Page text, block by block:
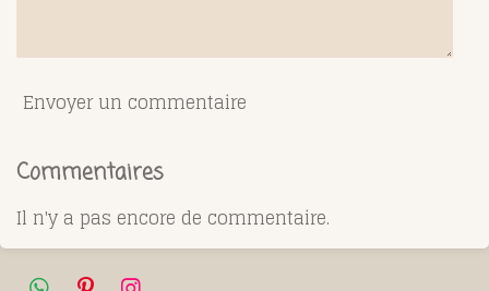
Envoyer un commentaire
Commentaires
Il n'y a pas encore de commentaire.